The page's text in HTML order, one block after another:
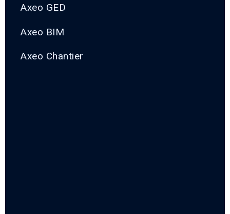
Axeo GED
Axeo BIM
Axeo Chantier